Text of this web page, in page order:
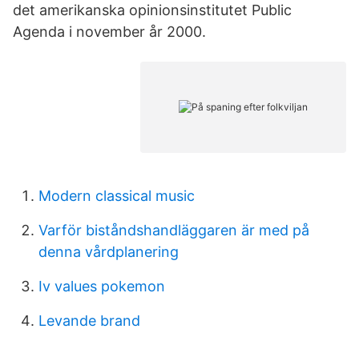
det amerikanska opinionsinstitutet Public
Agenda i november år 2000.
Modern classical music
Varför biståndshandläggaren är med på
denna vårdplanering
Iv values pokemon
Levande brand